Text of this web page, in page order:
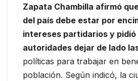
Zapata Chambilla afirmó
del país debe estar por
intereses partidarios y pidió
autoridades dejar de lado
políticas para trabajar en
población. Según indicó, la